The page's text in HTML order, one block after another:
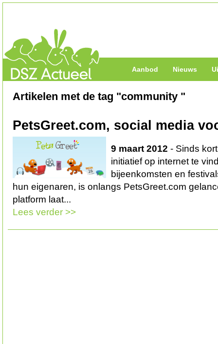
Aanbod Nieuws
Artikelen met de tag "community "
PetsGreet.com, social media
9 maart 2012 - Sinds
initiatief op internet te
bijeenkomsten en
hun eigenaren, is onlangs PetsGreet.com
platform laat...
Lees verder >>